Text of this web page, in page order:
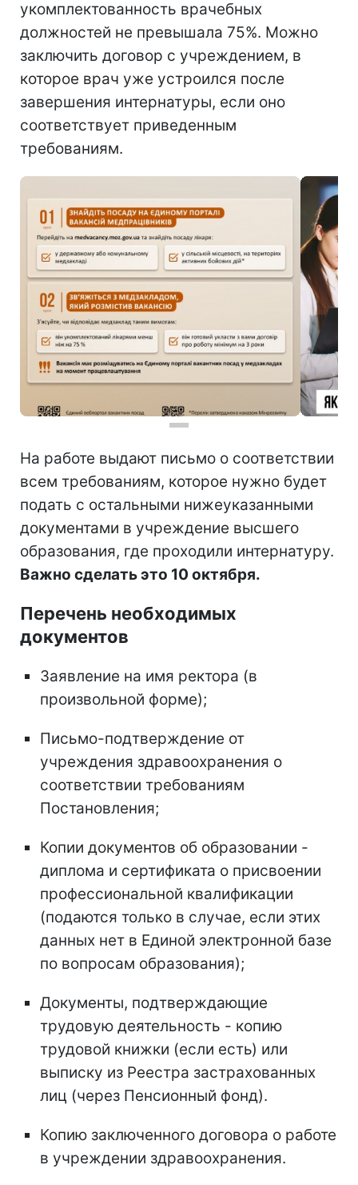
укомплектованность врачебных
должностей не превышала 75%. Можно
заключить договор с учреждением, в
которое врач уже устроился после
завершения интернатуры, если оно
соответствует приведенным
требованиям.
На работе выдают письмо о соответствии
всем требованиям, которое нужно будет
подать с остальными нижеуказанными
документами в учреждение высшего
образования, где проходили интернатуру.
Важно сделать это 10 октября.
Перечень необходимых
документов
Заявление на имя ректора (в
произвольной форме);
Письмо-подтверждение от
учреждения здравоохранения о
соответствии требованиям
Постановления;
Копии документов об образовании -
диплома и сертификата о присвоении
профессиональной квалификации
(подаются только в случае, если этих
данных нет в Единой электронной базе
по вопросам образования);
Документы, подтверждающие
трудовую деятельность - копию
трудовой книжки (если есть) или
выписку из Реестра застрахованных
лиц (через Пенсионный фонд).
Копию заключенного договора о работе
в учреждении здравоохранения.